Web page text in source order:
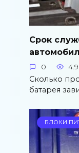
Срок
0
Сколько
батарея
БЛОКИ